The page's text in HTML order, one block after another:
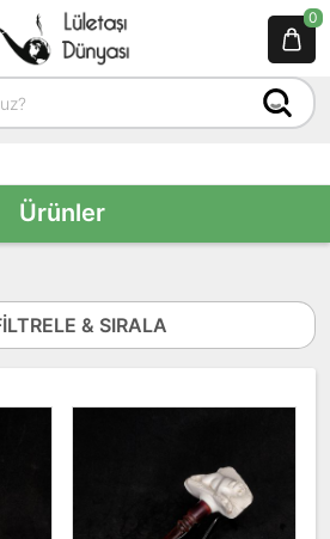
0
Ürünler
& SIRALA